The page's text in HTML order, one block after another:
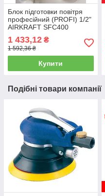
Блок підготовки повітря
професійний (PROFI) 1/2"
AIRKRAFT SFC400
1 433,12 ₴
1 592,36 ₴
Купити
Подібні товари компанії